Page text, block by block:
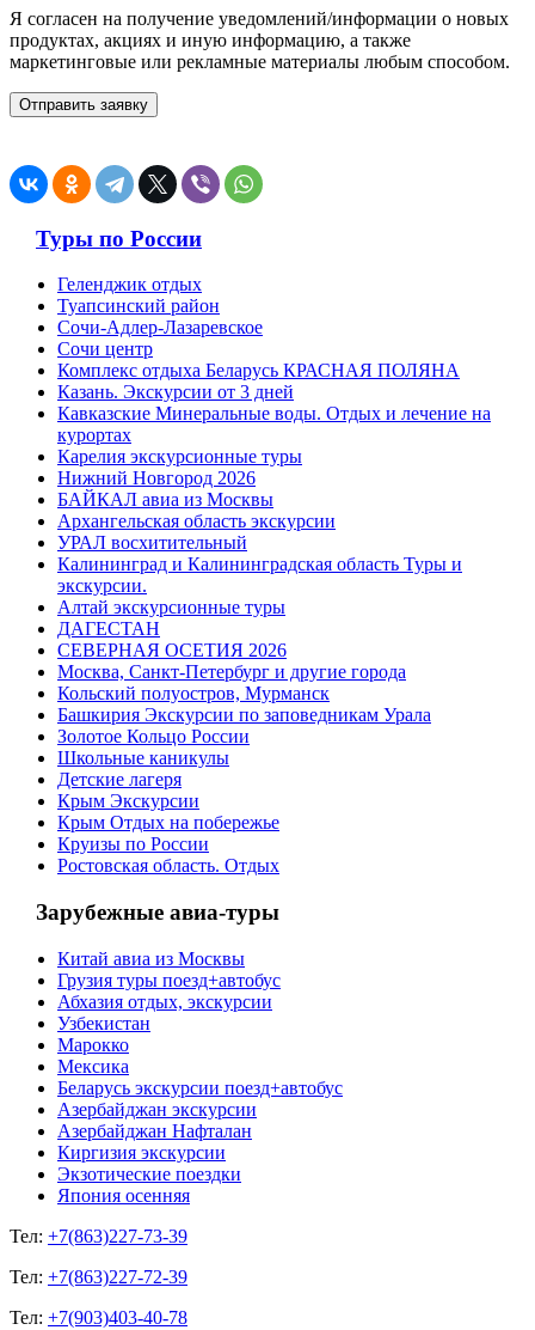
Я согласен на получение уведомлений/информации о новых
продуктах, акциях и иную информацию, а также
маркетинговые или рекламные материалы любым способом.
Туры по России
Геленджик отдых
Туапсинский район
Сочи-Адлер-Лазаревское
Сочи центр
Комплекс отдыха Беларусь КРАСНАЯ ПОЛЯНА
Казань. Экскурсии от 3 дней
Кавказские Минеральные воды. Отдых и лечение на
курортах
Карелия экскурсионные туры
Нижний Новгород 2026
БАЙКАЛ авиа из Москвы
Архангельская область экскурсии
УРАЛ восхитительный
Калининград и Калининградская область Туры и
экскурсии.
Алтай экскурсионные туры
ДАГЕСТАН
СЕВЕРНАЯ ОСЕТИЯ 2026
Москва, Санкт-Петербург и другие города
Кольский полуостров, Мурманск
Башкирия Экскурсии по заповедникам Урала
Золотое Кольцо России
Школьные каникулы
Детские лагеря
Крым Экскурсии
Крым Отдых на побережье
Круизы по России
Ростовская область. Отдых
Зарубежные авиа-туры
Китай авиа из Москвы
Грузия туры поезд+автобус
Абхазия отдых, экскурсии
Узбекистан
Марокко
Мексика
Беларусь экскурсии поезд+автобус
Азербайджан экскурсии
Азербайджан Нафталан
Киргизия экскурсии
Экзотические поездки
Япония осенняя
Тел: +7(863)227-73-39
Тел: +7(863)227-72-39
Тел: +7(903)403-40-78